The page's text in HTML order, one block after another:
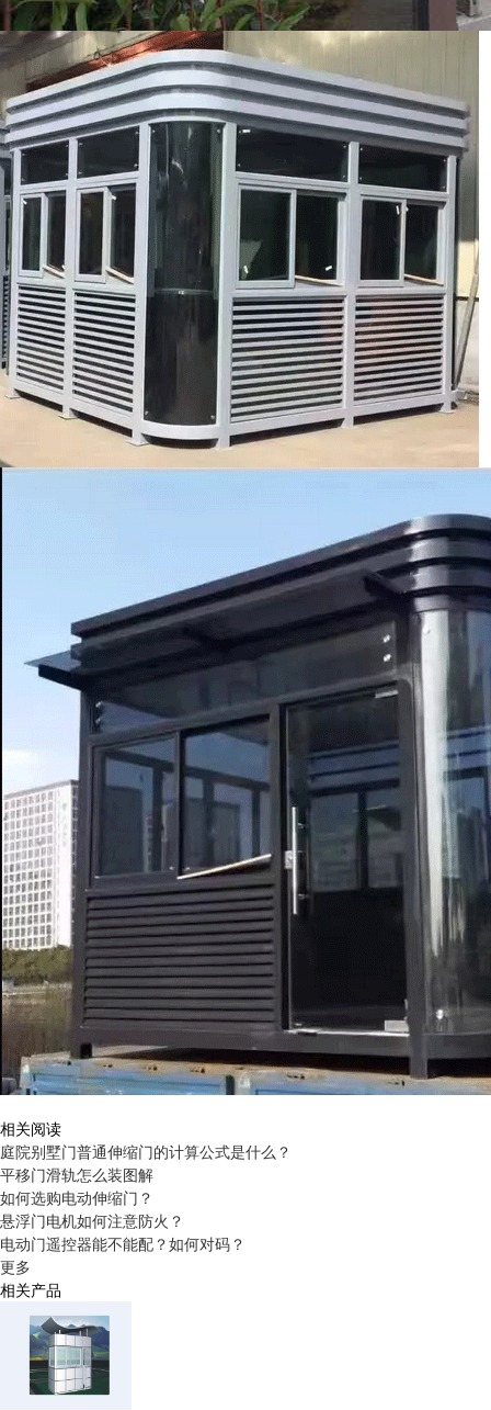
相关阅读
庭院别墅门普通伸缩门的计算公式是什么？
平移门滑轨怎么装图解
如何选购电动伸缩门？
悬浮门电机如何注意防火？
电动门遥控器能不能配？如何对码？
更多
相关产品